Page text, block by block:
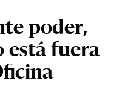
poder,
está fuera